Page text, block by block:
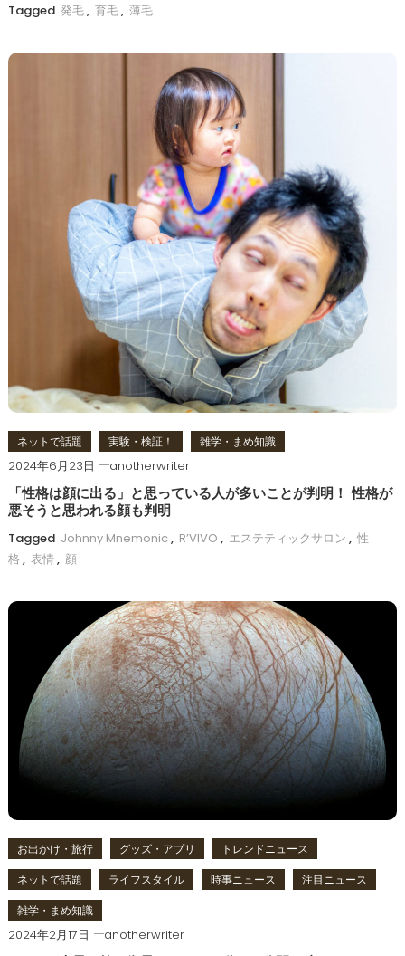
Tagged 発毛, 育毛, 薄毛
ネットで話題 実験・検証！ 雑学・まめ知識
2024年6月23日 anotherwriter
「性格は顔に出る」と思っている人が多いことが判明！ 性格が
悪そうと思われる顔も判明
Tagged Johnny Mnemonic , R’VIVO , エステティックサロン , 性
格 , 表情, 顔
お出かけ・旅行 グッズ・アプリ
トレンドニュース
ネットで話題
ライフスタイル 時事ニュース
注目ニュース
雑学・まめ知識
2024年2月17日 anotherwriter